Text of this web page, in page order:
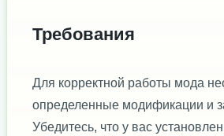
Требования
Для корректной работы мода
определенные модификации и
Убедитесь, что у вас